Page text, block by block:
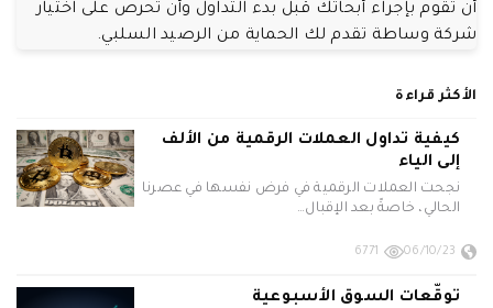
أن تقوم بإجراء أبحاثك قبل بدء التداول وأن تحرص على اختيار
شركة وساطة تقدم لك الحماية من الرصيد السلبي.
الأكثر قراءة
كيفية تداول العملات الرقمية من الألف
إلى الياء
نجحت العملات الرقمية في فرض نفسها في عصرنا
الحالي، خاصةً بعد الإقبال…
06/10/23
6771
توقّعات السوق الأسبوعية